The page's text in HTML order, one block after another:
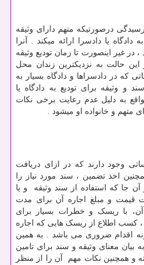
درصورتیکه متهم دارای وثیقه
دادگاه یا دادسرا ارائه میکند . آنرا
در غیر اینصورت تا زمان تودیع وثیقه
حالت به نزدیکترین زندان محل
که در دادسراها و دادگاه بسیار به
و وثیقه برای تودیع به دادگاه یا
به دلیل عدم رعایت برخی نکات
و خانواده او میشود .
وجود دارند که در ازای دریافت
اخذ تضمین ، سند مورد نیاز را
آن جا که استفاده از سند وثیقه و یا
قیمت و مبلغ اجاره آن برای مدت
آن، با ریسک و خطرات بسیار برای
کسب اطلاع از ریسک هایی که اجاره
اقدام ضروری می باشد . به همین
بیان معنای وثیقه و سند برای تامین
و همچنین نکات مهم آن را از منظر